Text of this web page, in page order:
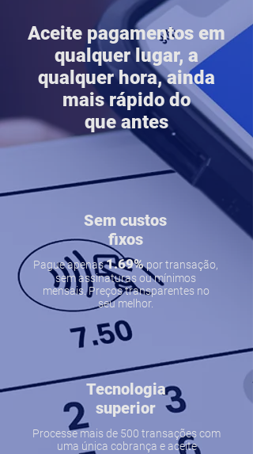
Aceite pagamentos em
qualquer lugar, a
qualquer hora, ainda
mais rápido do
que antes
Sem custos
fixos
Pague apenas1.69%por transação,
sem assinaturas ou mínimos
mensais. Preços transparentes no
seu melhor.
Tecnologia
superior
Processe mais de 500 transações com
uma única cobrança e aceite